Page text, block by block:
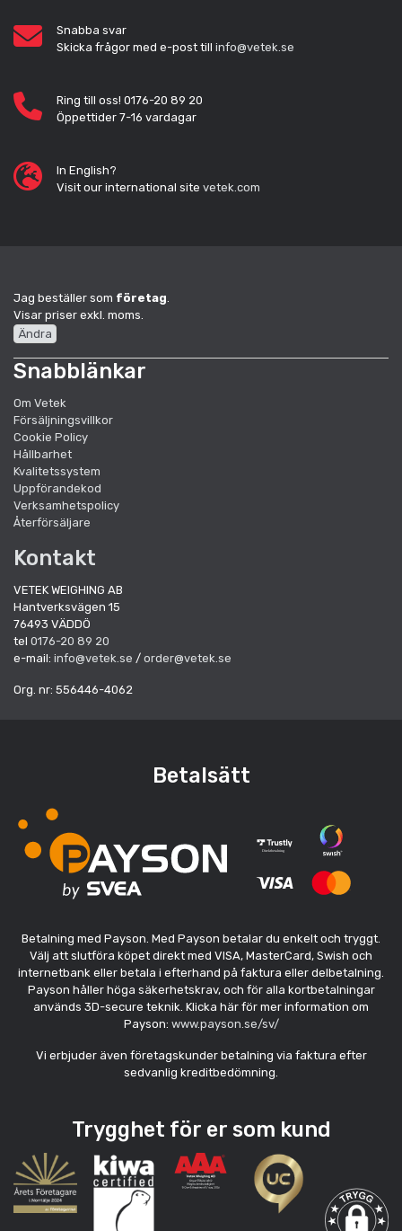
Snabba svar
Skicka frågor med e-post till info@vetek.se
Ring till oss! 0176-20 89 20
Öppettider 7-16 vardagar
In English?
Visit our international site vetek.com
Jag beställer som företag.
Visar priser exkl. moms.
Ändra
Snabblänkar
Om Vetek
Försäljningsvillkor
Cookie Policy
Hållbarhet
Kvalitetssystem
Uppförandekod
Verksamhetspolicy
Återförsäljare
Kontakt
VETEK WEIGHING AB
Hantverksvägen 15
76493 VÄDDÖ
tel 0176-20 89 20
e-mail: info@vetek.se / order@vetek.se
Org. nr: 556446-4062
Betalsätt
Betalning med Payson. Med Payson betalar du enkelt och tryggt.
Välj att slutföra köpet direkt med VISA, MasterCard, Swish och
internetbank eller betala i efterhand på faktura eller delbetalning.
Payson håller höga säkerhetskrav, och för alla kortbetalningar
används 3D-secure teknik. Klicka här för mer information om
Payson: www.payson.se/sv/
Vi erbjuder även företagskunder betalning via faktura efter
sedvanlig kreditbedömning.
Trygghet för er som kund